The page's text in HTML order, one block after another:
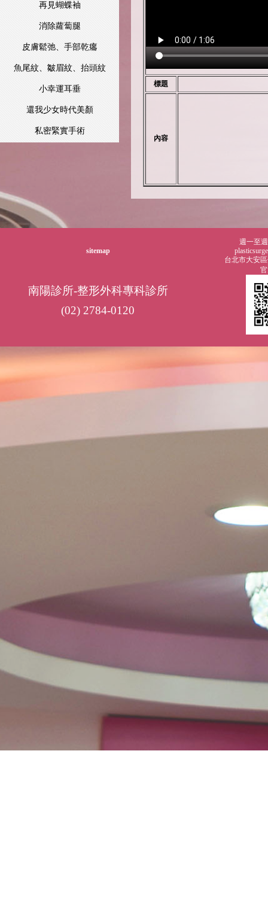
再見蝴蝶袖
消除蘿蔔腿
皮膚鬆弛、手部乾癟
魚尾紋、皺眉紋、抬頭紋
小幸運耳垂
還我少女時代美顏
私密緊實手術
標題
內容
sitemap
週一至
台北市大安
南陽診所-整形外科專科診所
(02) 2784-0120